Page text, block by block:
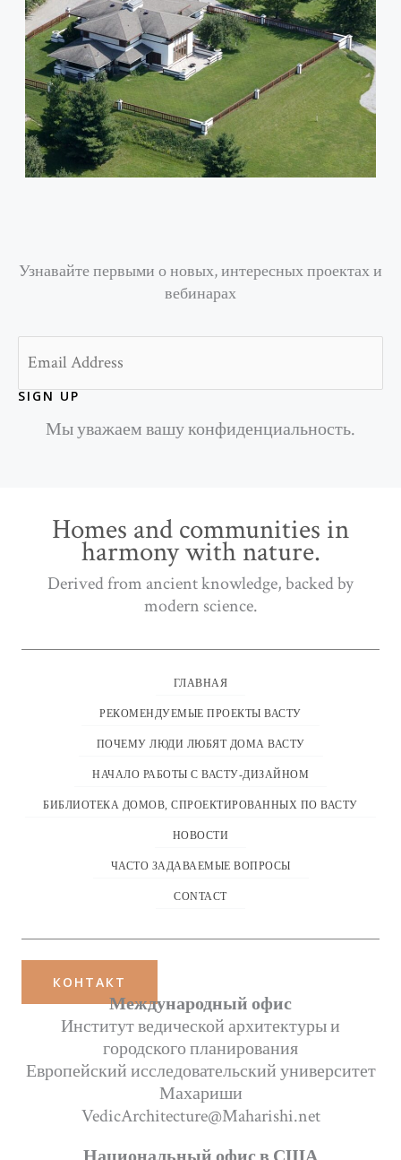
Узнавайте первыми о новых, интересных проектах и
вебинарах
SIGN UP
Мы уважаем вашу конфиденциальность.
Homes and communities in
harmony with nature.
Derived from ancient knowledge, backed by
modern science.
ГЛАВНАЯ
РЕКОМЕНДУЕМЫЕ ПРОЕКТЫ ВАСТУ
ПОЧЕМУ ЛЮДИ ЛЮБЯТ ДОМА ВАСТУ
НАЧАЛО РАБОТЫ С ВАСТУ-ДИЗАЙНОМ
БИБЛИОТЕКА ДОМОВ, СПРОЕКТИРОВАННЫХ ПО ВАСТУ
НОВОСТИ
ЧАСТО ЗАДАВАЕМЫЕ ВОПРОСЫ
CONTACT
КОНТАКТ
Международный офис
Институт ведической архитектуры и
городского планирования
Европейский исследовательский университет
Махариши
VedicArchitecture@Maharishi.net